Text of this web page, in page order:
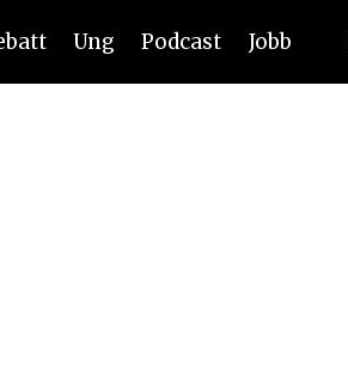
Ung Podcast Jobb